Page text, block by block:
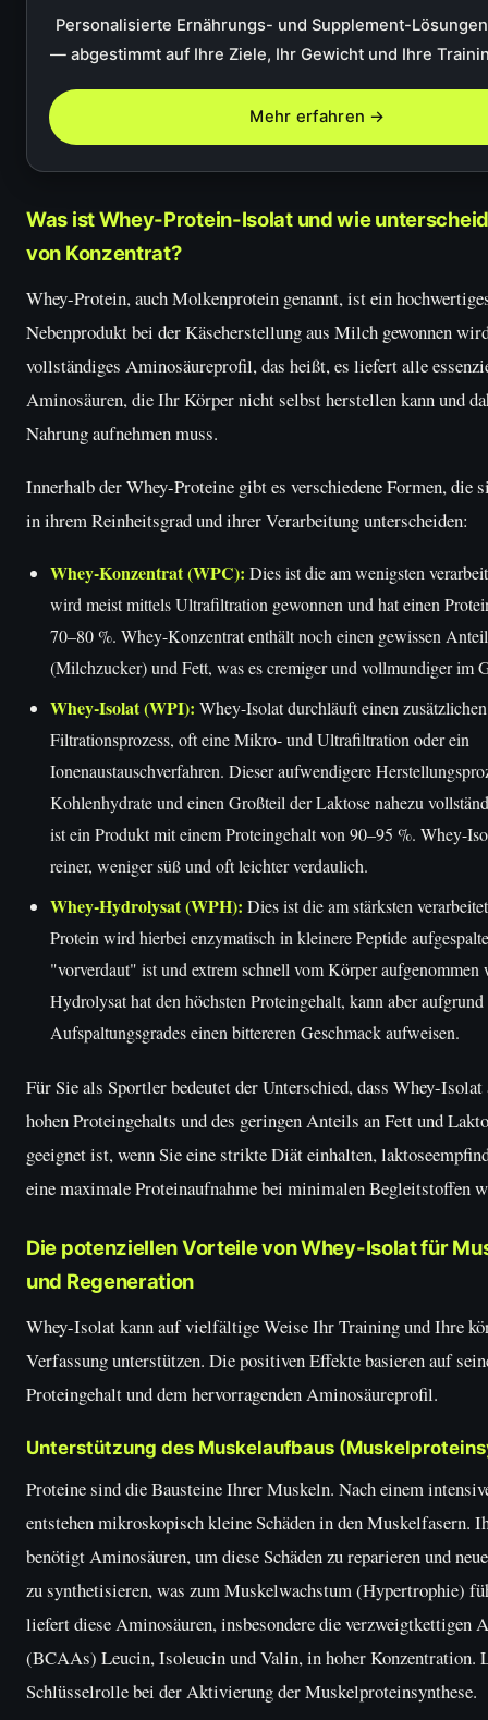
Personalisierte Ernährungs- und Supplement-
— abgestimmt auf Ihre Ziele, Ihr Gewicht und Ihre
Mehr erfahren →
Was ist Whey-Protein-Isolat und wie
von Konzentrat?
Whey-Protein, auch Molkenprotein genannt, ist ein
Nebenprodukt bei der Käseherstellung aus Milch gewonnen
vollständiges Aminosäureprofil, das heißt, es liefert alle
Aminosäuren, die Ihr Körper nicht selbst herstellen kann und
Nahrung aufnehmen muss.
Innerhalb der Whey-Proteine gibt es verschiedene Formen, die
in ihrem Reinheitsgrad und ihrer Verarbeitung unterscheiden:
Whey-Konzentrat (WPC): Dies ist die am wenigsten
wird meist mittels Ultrafiltration gewonnen und hat einen
70–80 %. Whey-Konzentrat enthält noch einen gewissen
(Milchzucker) und Fett, was es cremiger und vollmundiger im
Whey-Isolat (WPI): Whey-Isolat durchläuft einen zusätzlichen
Filtrationsprozess, oft eine Mikro- und Ultrafiltration oder ein
Ionenaustauschverfahren. Dieser aufwendigere
Kohlenhydrate und einen Großteil der Laktose nahezu
ist ein Produkt mit einem Proteingehalt von 90–95 %. Whey-
reiner, weniger süß und oft leichter verdaulich.
Whey-Hydrolysat (WPH): Dies ist die am stärksten
Protein wird hierbei enzymatisch in kleinere Peptide
"vorverdaut" ist und extrem schnell vom Körper aufgenommen
Hydrolysat hat den höchsten Proteingehalt, kann aber aufgrund
Aufspaltungsgrades einen bittereren Geschmack aufweisen.
Für Sie als Sportler bedeutet der Unterschied, dass Whey-
hohen Proteingehalts und des geringen Anteils an Fett und
geeignet ist, wenn Sie eine strikte Diät einhalten,
eine maximale Proteinaufnahme bei minimalen Begleitstoffen
Die potenziellen Vorteile von Whey-Isolat für
und Regeneration
Whey-Isolat kann auf vielfältige Weise Ihr Training und Ihre
Verfassung unterstützen. Die positiven Effekte basieren auf
Proteingehalt und dem hervorragenden Aminosäureprofil.
Unterstützung des Muskelaufbaus
Proteine sind die Bausteine Ihrer Muskeln. Nach einem
entstehen mikroskopisch kleine Schäden in den Muskelfasern.
benötigt Aminosäuren, um diese Schäden zu reparieren und
zu synthetisieren, was zum Muskelwachstum (Hypertrophie)
liefert diese Aminosäuren, insbesondere die verzweigtkettigen
(BCAAs) Leucin, Isoleucin und Valin, in hoher Konzentration.
Schlüsselrolle bei der Aktivierung der Muskelproteinsynthese.